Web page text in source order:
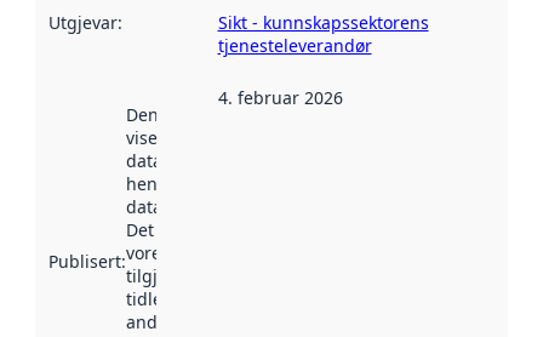
Utgjevar:
Sikt - kunnskapssektorens
tjenesteleverandør
Publisert:
Denne datoen
viser når
datasettet vart
henta inn av
data.norge.no.
Det kan ha
vore
tilgjengeleg
tidlegare
andre stader.
4. februar 2026